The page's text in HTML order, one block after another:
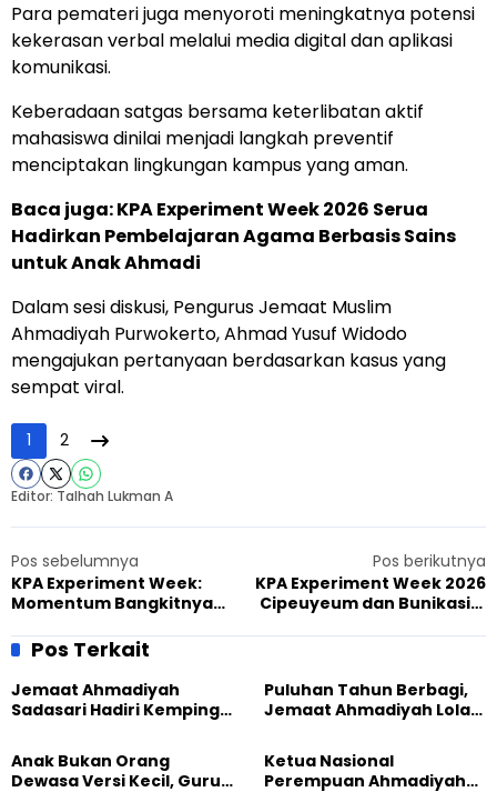
Para pemateri juga menyoroti meningkatnya potensi
kekerasan verbal melalui media digital dan aplikasi
komunikasi.
Keberadaan satgas bersama keterlibatan aktif
mahasiswa dinilai menjadi langkah preventif
menciptakan lingkungan kampus yang aman.
Baca juga:KPA Experiment Week 2026 Serua
Hadirkan Pembelajaran Agama Berbasis Sains
untuk Anak Ahmadi
Dalam sesi diskusi, Pengurus Jemaat Muslim
Ahmadiyah Purwokerto, Ahmad Yusuf Widodo
mengajukan pertanyaan berdasarkan kasus yang
sempat viral.
1 2
Editor: Talhah Lukman A
Pos sebelumnya
KPA Experiment Week:
Momentum Bangkitnya
Percaya Diri dan
Berdedikasi
Pos berikutnya
KPA Experiment Week 2026
Cipeuyeum dan Bunikasih,
Muda Ahmadiyah
Pos Terkait
Jemaat Ahmadiyah
Sadasari Hadiri Kemping
Puluhan Tahun Berbagi,
Jemaat Ahmadiyah Lolak
Sembako kepada Warga
Anak Bukan Orang
Dewasa Versi Kecil, Guru
Ketua Nasional
Perempuan Ahmadiyah